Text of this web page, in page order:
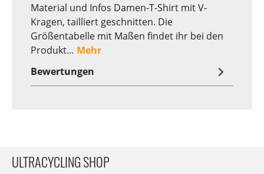
Material und Infos Damen-T-Shirt mit V-
Kragen, tailliert geschnitten. Die
Größentabelle mit Maßen findet ihr bei den
Produkt… Mehr
Bewertungen
ULTRACYCLING SHOP